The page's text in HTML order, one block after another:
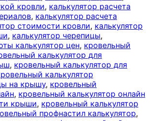
кровли, калькулятор расчета
, калькулятор расчета
стоимости кровли, калькулятор
, калькулятор черепицы,
калькулятор цен, кровельный
калькулятор для
, кровельный калькулятор для
калькулятор
на крышу, кровельный
, кровельный калькулятор онлайн
крыши, кровельный калькулятор
профнастил калькулятор,